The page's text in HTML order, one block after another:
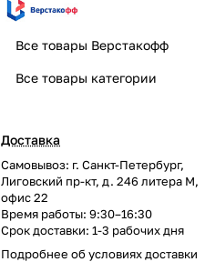
Все товары Верстакофф
Все товары категории
Доставка
Самовывоз: г. Санкт-Петербург,
Лиговский пр-кт, д. 246 литера М,
офис 22
Время работы: 9:30–16:30
Срок доставки: 1-3 рабочих дня
Подробнее обусловиях доставки